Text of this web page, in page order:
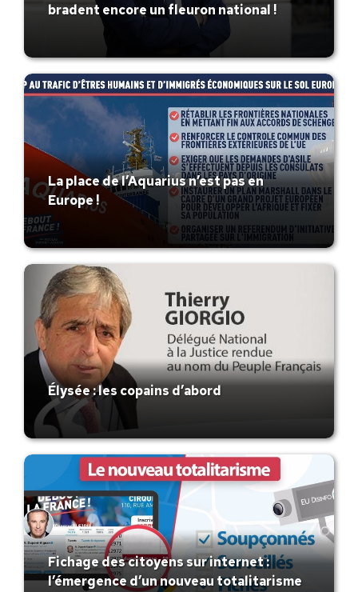
bradent encore un fleuron national !
La place de l’Aquarius n’est pas en
Europe !
Élysée : les copains d’abord
Fichage des citoyens sur internet :
l’émergence d’un nouveau totalitarisme